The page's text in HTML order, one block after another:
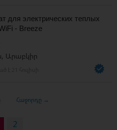
для электрических теплых
- Breeze
Արաբկիր
Հաջորդը →
2